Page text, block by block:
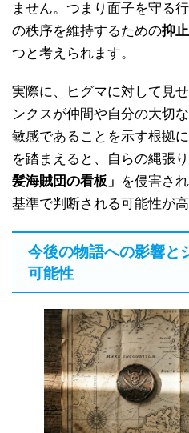
ません。つまり面子を守る
の秩序を維持するための抑
つと考えられます。
実際に、ヒグマに対して見
ンクスが仲間や自分の大切
敏感であることを示す根拠
を踏まえると、自らの縄張
髪海賊団の看板」 を侵害さ
基準で判断される可能性が
今後の物語への影響と
可能性